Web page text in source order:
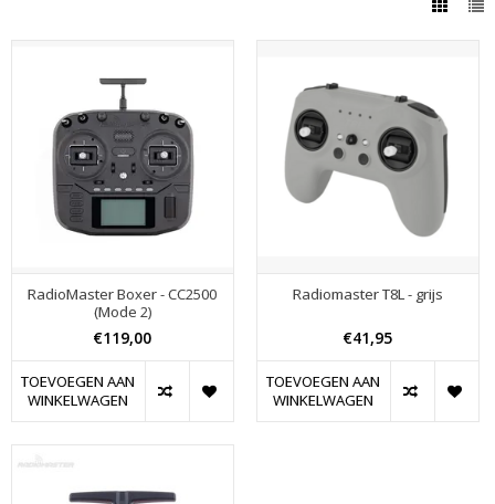
RadioMaster Boxer - CC2500
(Mode 2)
€119,00
TOEVOEGEN AAN
WINKELWAGEN
Radiomaster T8L - grijs
€41,95
TOEVOEGEN AAN
WINKELWAGEN